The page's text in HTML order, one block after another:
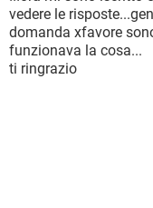
vedere le
domanda xfavore
funzionava la cosa...
ti ringrazio